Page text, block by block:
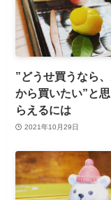
”どうせ買うなら
から買いたい”と
らえるには
2021年10月29日